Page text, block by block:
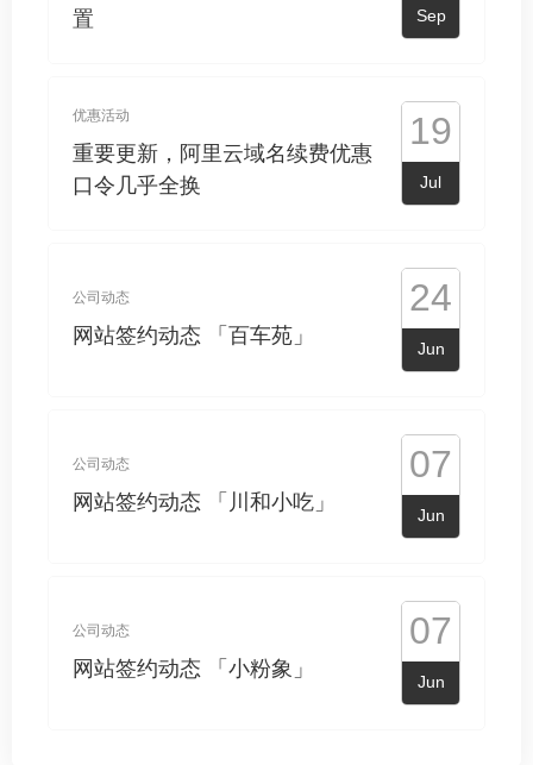
置
Sep
优惠活动
重要更新，阿里云域名续费优惠
口令几乎全换
19
Jul
公司动态
网站签约动态 「百车苑」
24
Jun
公司动态
网站签约动态 「川和小吃」
07
Jun
公司动态
网站签约动态 「小粉象」
07
Jun